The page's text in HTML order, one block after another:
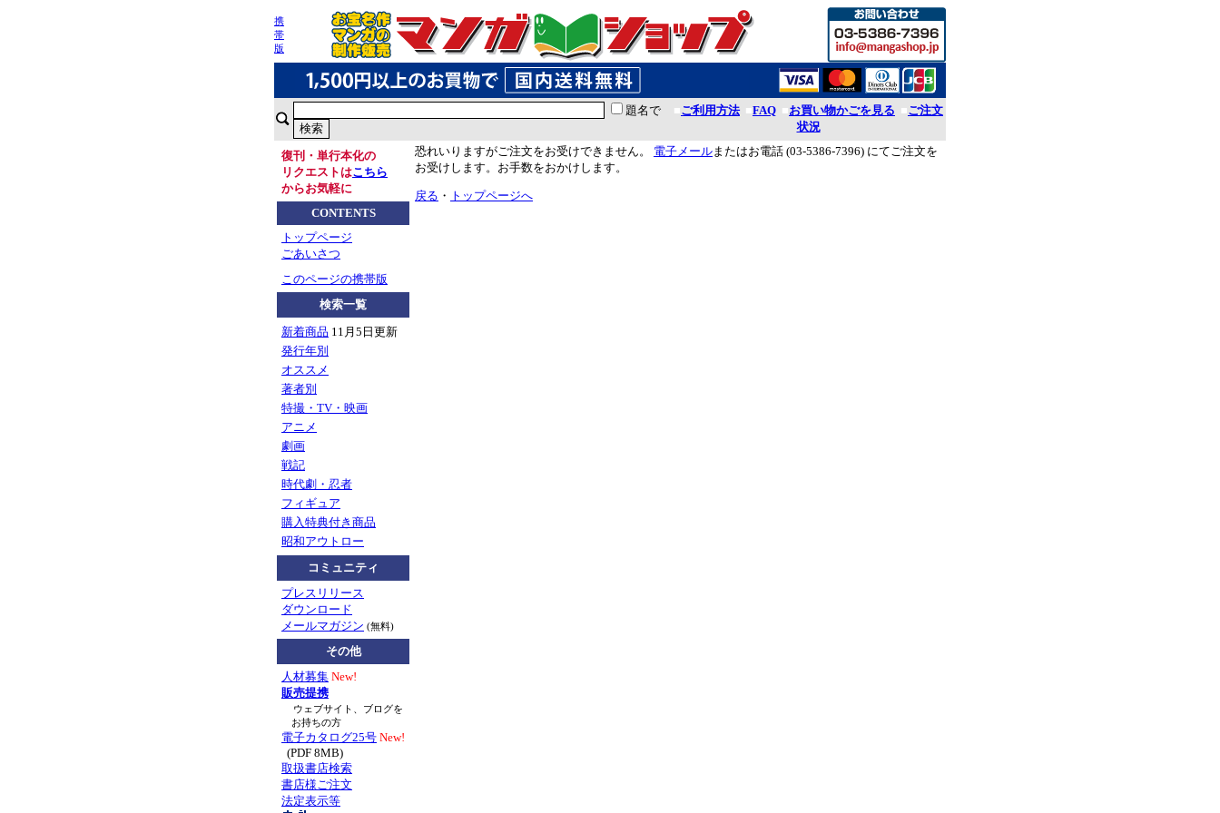
携
帯
版
題名で ■ご利用方法■FAQ ■お買い物かごを見る ■ご注文
状況
復刊・単行本化の
リクエストはこちら
からお気軽に
CONTENTS
トップページ
ごあいさつ
このページの携帯版
検索一覧
新着商品 11月5日更新
発行年別
オススメ
著者別
特撮・TV・映画
アニメ
劇画
戦記
時代劇・忍者
フィギュア
購入特典付き商品
昭和アウトロー
コミュニティ
プレスリリース
ダウンロード
メールマガジン (無料)
その他
人材募集 New!
販売提携
ウェブサイト、ブログを
お持ちの方
電子カタログ25号 New!
(PDF 8MB)
取扱書店検索
書店様ご注文
法定表示等
恐れいりますがご注文をお受けできません。 電子メールまたはお電話 (03-5386-7396) にてご注文を
お受けします。お手数をおかけします。
戻る ・ トップページへ